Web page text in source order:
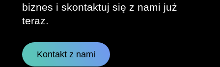
biznes i skontaktuj się z nami już
teraz.
Kontakt z nami